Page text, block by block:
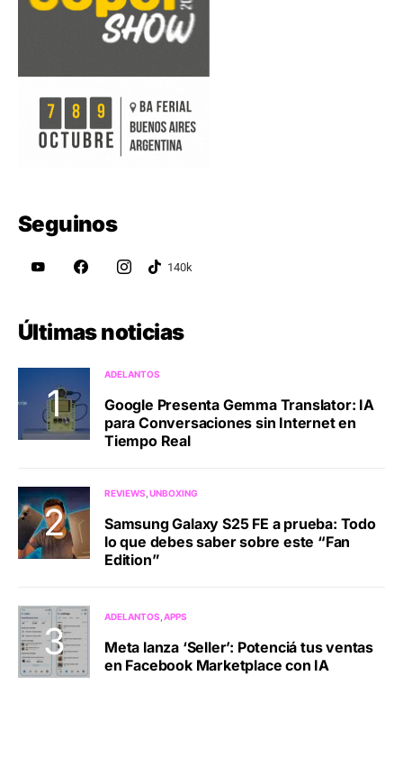
Seguinos
Últimas noticias
ADELANTOS
Google Presenta Gemma Translator: IA
para Conversaciones sin Internet en
Tiempo Real
REVIEWS UNBOXING
Samsung Galaxy S25 FE a prueba: Todo
lo que debes saber sobre este “Fan
Edition”
ADELANTOS APPS
Meta lanza ‘Seller’: Potenciá tus ventas
en Facebook Marketplace con IA